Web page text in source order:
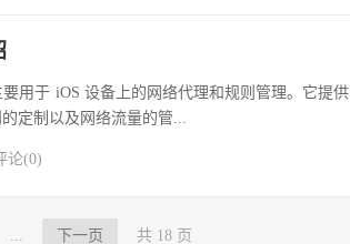
用于 iOS 设备上的网络代理和规则管理。它提供
定制以及网络流量的管...
论(0)
... 下一页 共 18 页